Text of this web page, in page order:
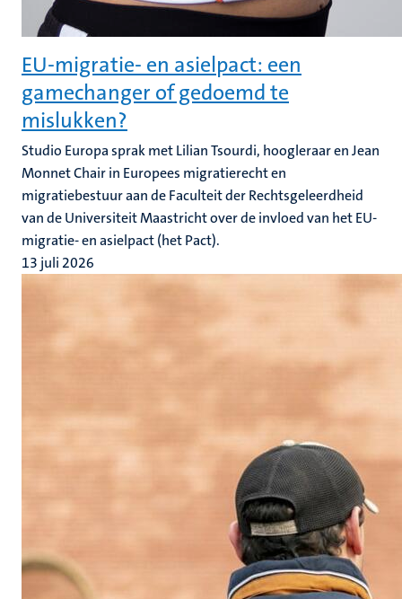
EU-migratie- en asielpact: een
gamechanger of gedoemd te
mislukken?
Studio Europa sprak met Lilian Tsourdi, hoogleraar en Jean
Monnet Chair in Europees migratierecht en
migratiebestuur aan de Faculteit der Rechtsgeleerdheid
van de Universiteit Maastricht over de invloed van het EU-
migratie- en asielpact (het Pact).
13 juli 2026